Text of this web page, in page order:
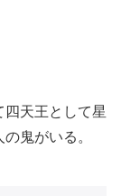
天王として星
鬼がいる。